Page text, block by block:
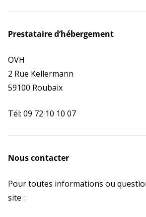
Prestataire d’hébergement
OVH
2 Rue Kellermann
59100 Roubaix
Tél: 09 72 10 10 07
Nous contacter
Pour toutes informations ou
site :